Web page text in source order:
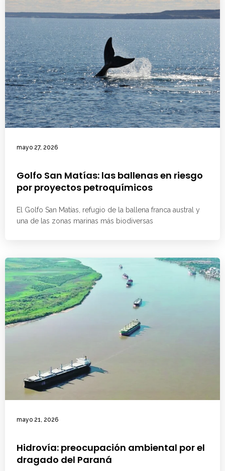
mayo 27, 2026
Golfo San Matías: las ballenas en riesgo
por proyectos petroquímicos
El Golfo San Matías, refugio de la ballena franca austral y
una de las zonas marinas más biodiversas
mayo 21, 2026
Hidrovía: preocupación ambiental por el
dragado del Paraná